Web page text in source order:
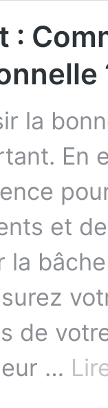
:
la
En
et
la
de
…